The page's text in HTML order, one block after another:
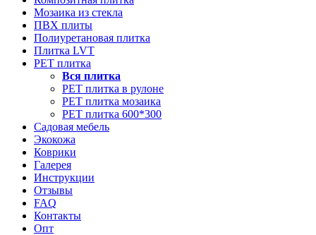
Мозаика из стекла
ПВХ плиты
Полиуретановая плитка
Плитка LVT
РЕТ плитка
Вся плитка
РЕТ плитка в рулоне
РЕТ плитка мозаика
РЕТ плитка 600*300
Садовая мебель
Экокожа
Коврики
Галерея
Инструкции
Отзывы
FAQ
Контакты
Опт